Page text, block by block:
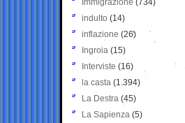
Immigrazione (734)
indulto (14)
inflazione (26)
Ingroia (15)
Interviste (16)
la casta (1.394)
La Destra (45)
La Sapienza (5)